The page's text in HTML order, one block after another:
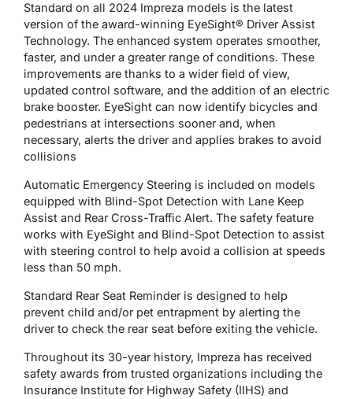
Standard on all 2024 Impreza models is the latest
version of the award-winning EyeSight® Driver Assist
Technology. The enhanced system operates smoother,
faster, and under a greater range of conditions. These
improvements are thanks to a wider field of view,
updated control software, and the addition of an electric
brake booster. EyeSight can now identify bicycles and
pedestrians at intersections sooner and, when
necessary, alerts the driver and applies brakes to avoid
collisions
Automatic Emergency Steering is included on models
equipped with Blind-Spot Detection with Lane Keep
Assist and Rear Cross-Traffic Alert. The safety feature
works with EyeSight and Blind-Spot Detection to assist
with steering control to help avoid a collision at speeds
less than 50 mph.
Standard Rear Seat Reminder is designed to help
prevent child and/or pet entrapment by alerting the
driver to check the rear seat before exiting the vehicle.
Throughout its 30-year history, Impreza has received
safety awards from trusted organizations including the
Insurance Institute for Highway Safety (IIHS) and